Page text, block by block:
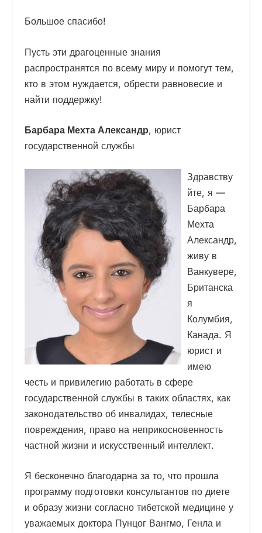
Большое спасибо!
Пусть эти драгоценные знания
распространятся по всему миру и помогут тем,
кто в этом нуждается, обрести равновесие и
найти поддержку!
Барбара Мехта Александр, юрист
государственной службы
Здравству
йте, я —
Барбара
Мехта
Александр,
живу в
Ванкувере,
Британска
я
Колумбия,
Канада. Я
юрист и
имею
честь и привилегию работать в сфере
государственной службы в таких областях, как
законодательство об инвалидах, телесные
повреждения, право на неприкосновенность
частной жизни и искусственный интеллект.
Я бесконечно благодарна за то, что прошла
программу подготовки консультантов по диете
и образу жизни согласно тибетской медицине у
уважаемых доктора Пунцог Вангмо, Генла и